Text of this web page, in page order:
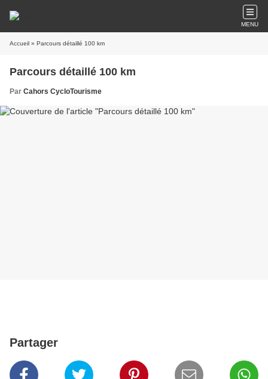
MENU
Accueil » Parcours détaillé 100 km
Parcours détaillé 100 km
Par Cahors CycloTourisme
Partager